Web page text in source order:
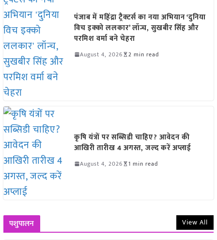
पंजाब में महिंद्रा ट्रैक्टर्स का नया अभियान ‘दुनिया
विच इक्को ललकार’ लॉन्च, सुखबीर सिंह और
परमिश वर्मा बने चेहरा
August 4, 2026 2 min read
कृषि यंत्रों पर सब्सिडी चाहिए? आवेदन की
आखिरी तारीख 4 अगस्त, जल्द करें अप्लाई
August 4, 2026 1 min read
पशुपालन View All